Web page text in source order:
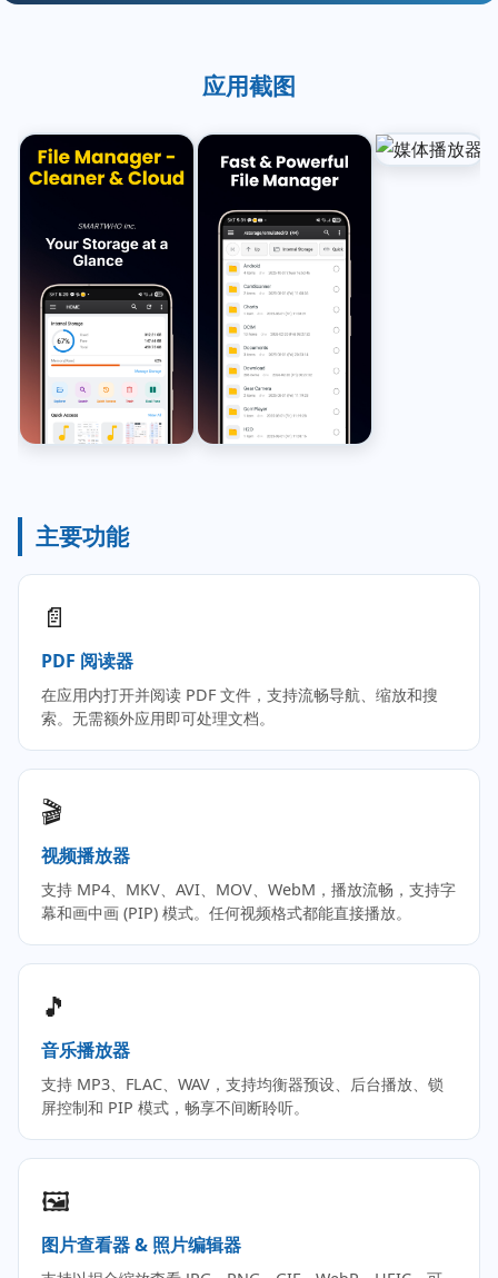
应用截图
主要功能
📄
PDF 阅读器
在应用内打开并阅读 PDF 文件，支持流畅导航、缩放和搜
索。无需额外应用即可处理文档。
🎬
视频播放器
支持 MP4、MKV、AVI、MOV、WebM，播放流畅，支持字
幕和画中画 (PIP) 模式。任何视频格式都能直接播放。
🎵
音乐播放器
支持 MP3、FLAC、WAV，支持均衡器预设、后台播放、锁
屏控制和 PIP 模式，畅享不间断聆听。
🖼️
图片查看器 & 照片编辑器